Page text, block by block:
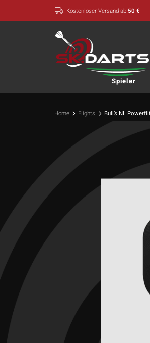
Kostenloser Versand ab50 €
Spieler
Home Flights Bull’s NL